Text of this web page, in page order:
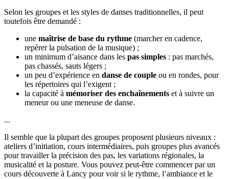
Selon les groupes et les styles de danses traditionnelles, il peut
toutefois être demandé :
une maîtrise de base du rythme (marcher en cadence,
repérer la pulsation de la musique) ;
un minimum d’aisance dans les pas simples : pas marchés,
pas chassés, sauts légers ;
un peu d’expérience en danse de couple ou en rondes, pour
les répertoires qui l’exigent ;
la capacité à mémoriser des enchaînements et à suivre un
meneur ou une meneuse de danse.
...
Il semble que la plupart des groupes proposent plusieurs niveaux :
ateliers d’initiation, cours intermédiaires, puis groupes plus avancés
pour travailler la précision des pas, les variations régionales, la
musicalité et la posture. Vous pouvez peut-être commencer par un
cours découverte à Lancy pour voir si le rythme, l’ambiance et le